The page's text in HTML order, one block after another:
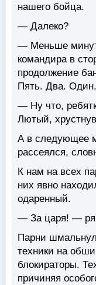
нашего бойца.
— Далеко?
— Меньше
командира в
продолжение
Пять. Два.
— Ну что,
Лютый,
А в следующее
рассеялся,
К нам на всех
них явно
одаренный.
— За царя! —
Парни
техники на
блокираторы.
причиняя